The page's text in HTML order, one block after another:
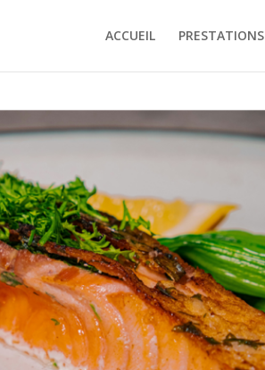
ACCUEIL PRESTATIONS